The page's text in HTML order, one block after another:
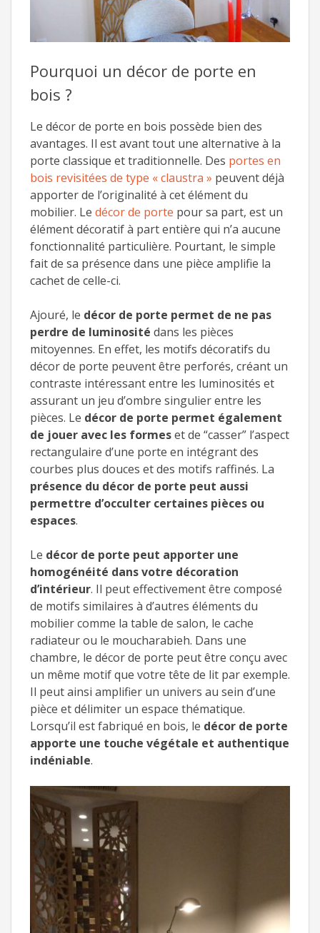
Pourquoi un décor de porte en
bois ?
Le décor de porte en bois possède bien des
avantages. Il est avant tout une alternative à la
porte classique et traditionnelle. Des portes en
bois revisitées de type « claustra » peuvent déjà
apporter de l’originalité à cet élément du
mobilier. Le décor de porte pour sa part, est un
élément décoratif à part entière qui n’a aucune
fonctionnalité particulière. Pourtant, le simple
fait de sa présence dans une pièce amplifie la
cachet de celle-ci.
Ajouré, le décor de porte permet de ne pas
perdre de luminosité dans les pièces
mitoyennes. En effet, les motifs décoratifs du
décor de porte peuvent être perforés, créant un
contraste intéressant entre les luminosités et
assurant un jeu d’ombre singulier entre les
pièces. Le décor de porte permet également
de jouer avec les formeset de “casser” l’aspect
rectangulaire d’une porte en intégrant des
courbes plus douces et des motifs raffinés. La
présence du décor de porte peut aussi
permettre d’occulter certaines pièces ou
espaces.
Le décor de porte peut apporter une
homogénéité dans votre décoration
d’intérieur. Il peut effectivement être composé
de motifs similaires à d’autres éléments du
mobilier comme la table de salon, le cache
radiateur ou le moucharabieh. Dans une
chambre, le décor de porte peut être conçu avec
un même motif que votre tête de lit par exemple.
Il peut ainsi amplifier un univers au sein d’une
pièce et délimiter un espace thématique.
Lorsqu’il est fabriqué en bois, le décor de porte
apporte une touche végétale et authentique
indéniable.